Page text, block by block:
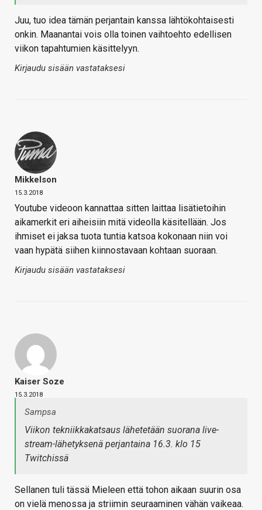
Juu, tuo idea tämän perjantain kanssa lähtökohtaisesti
onkin. Maanantai vois olla toinen vaihtoehto edellisen
viikon tapahtumien käsittelyyn.
Kirjaudu sisään vastataksesi
Mikkelson
15.3.2018
Youtube videoon kannattaa sitten laittaa lisätietoihin
aikamerkit eri aiheisiin mitä videolla käsitellään. Jos
ihmiset ei jaksa tuota tuntia katsoa kokonaan niin voi
vaan hypätä siihen kiinnostavaan kohtaan suoraan.
Kirjaudu sisään vastataksesi
Kaiser Soze
15.3.2018
Sampsa
Viikon tekniikkakatsaus lähetetään suorana live-
stream-lähetyksenä perjantaina 16.3. klo 15
Twitchissä
Sellanen tuli tässä Mieleen että tohon aikaan suurin osa
on vielä menossa ja striimin seuraaminen vähän vaikeaa.